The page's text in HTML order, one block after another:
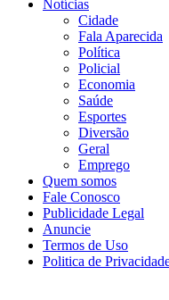
Notícias
Cidade
Fala Aparecida
Política
Policial
Economia
Saúde
Esportes
Diversão
Geral
Emprego
Quem somos
Fale Conosco
Publicidade Legal
Anuncie
Termos de Uso
Politica de